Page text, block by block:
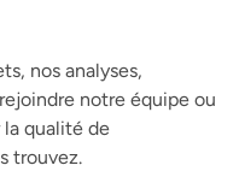
nos analyses,
notre équipe ou
qualité de
trouvez.